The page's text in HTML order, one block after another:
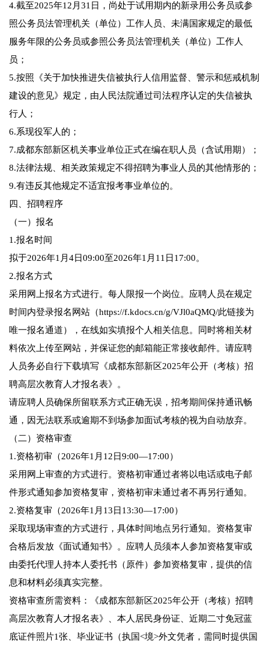
4.截至2025年12月31日，尚处于试用期内的新录用公务员或参
照公务员法管理机关（单位）工作人员、未满国家规定的最低
服务年限的公务员或参照公务员法管理机关（单位）工作人
员；
5.按照《关于加快推进失信被执行人信用监督、警示和惩戒机制
建设的意见》规定，由人民法院通过司法程序认定的失信被执
行人；
6.系现役军人的；
7.成都东部新区机关事业单位正式在编在职人员（含试用期）；
8.法律法规、相关政策规定不得招聘为事业人员的其他情形的；
9.有违反其他规定不适宜报考事业单位的。
四、招聘程序
（一）报名
1.报名时间
拟于2026年1月4日09:00至2026年1月11日17:00。
2.报名方式
采用网上报名方式进行。每人限报一个岗位。应聘人员在规定
时间内登录报名网站（https://f.kdocs.cn/g/VJl0aQMQ/此链接为
唯一报名通道），在线如实填报个人相关信息。同时将相关材
料依次上传至网站，并保证您的邮箱能正常接收邮件。请应聘
人员务必自行下载填写《成都东部新区2025年公开（考核）招
聘高层次教育人才报名表》。
请应聘人员确保所留联系方式正确无误，招考期间保持通讯畅
通，因无法联系或逾期不到场参加面试考核的视为自动放弃。
（二）资格审查
1.资格初审（2026年1月12日9:00—17:00）
采用网上审查的方式进行。资格初审通过者将以电话或电子邮
件形式通知参加资格复审，资格初审未通过者不再另行通知。
2.资格复审（2026年1月13日13:30—17:00）
采取现场审查的方式进行，具体时间地点另行通知。资格复审
合格后发放《面试通知书》。应聘人员须本人参加资格复审或
由委托代理人持本人委托书（原件）参加资格复审，提供的信
息和材料必须真实完整。
资格审查所需资料：《成都东部新区2025年公开（考核）招聘
高层次教育人才报名表》、本人居民身份证、近期二寸免冠蓝
底证件照片1张、毕业证书（执国<境>外文凭者，需同时提供国